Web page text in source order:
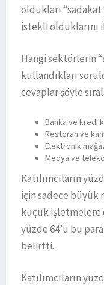
oldukları
istekli olduklarını
Hangi sektörlerin
kullandıkları
cevaplar şöyle
Banka ve kredi
Restoran ve
Elektronik
Medya ve
Katılımcıların
için sadece büyük
küçük işletmelere
yüzde 64’ü bu
belirtti.
Katılımcıların